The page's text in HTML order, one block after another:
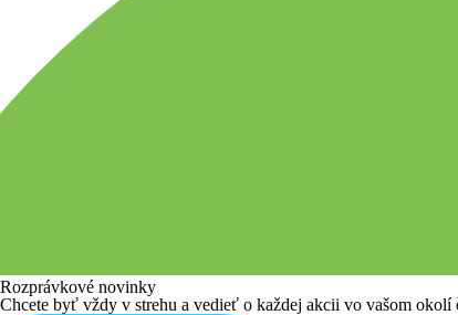
Rozprávkové novinky
Chcete byť vždy v strehu a vedieť o každej akcii vo vašom okolí